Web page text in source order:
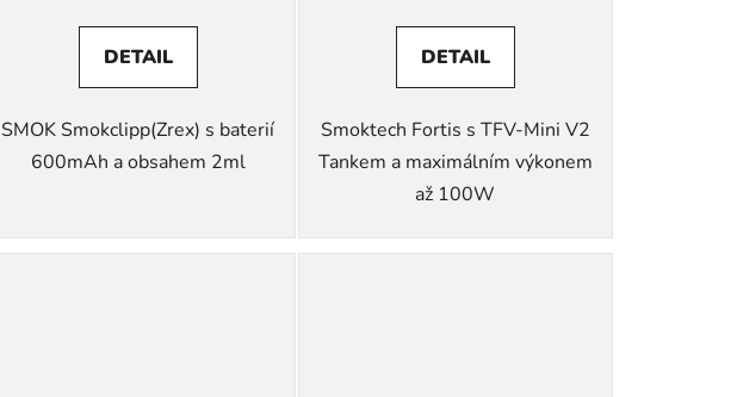
DETAIL
SMOK Smokclipp(Zrex) s baterií
600mAh a obsahem 2ml
5,0
z
hvězdiček.
DETAIL
Smoktech Fortis s TFV-Mini V2
Tankem a maximálním výkonem
až 100W